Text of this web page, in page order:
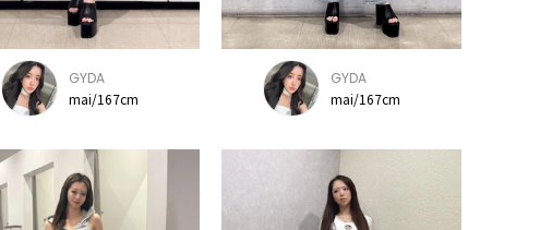
GYDA
mai/167cm
GYDA
mai/167cm